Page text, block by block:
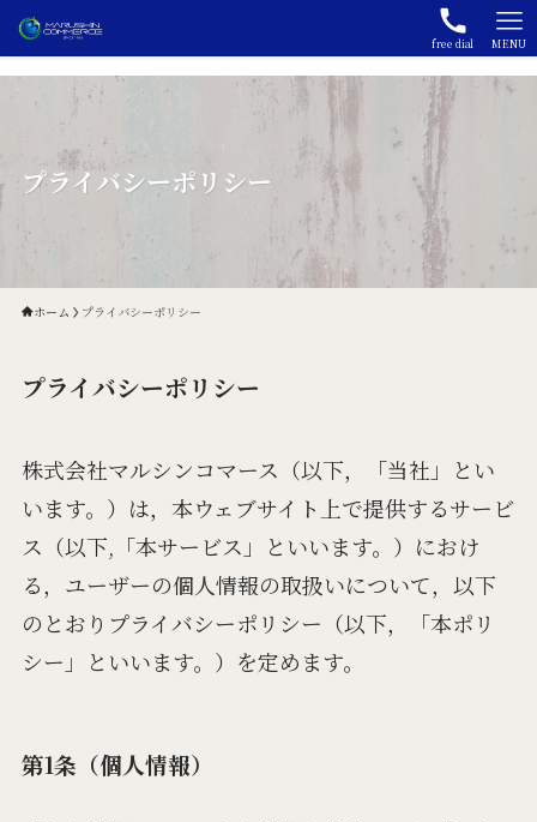
free dial MENU
プライバシーポリシー
ホーム プライバシーポリシー
プライバシーポリシー
株式会社マルシンコマース（以下，「当社」とい
います。）は，本ウェブサイト上で提供するサービ
ス（以下,「本サービス」といいます。）におけ
る，ユーザーの個人情報の取扱いについて，以下
のとおりプライバシーポリシー（以下，「本ポリ
シー」といいます。）を定めます。
第1条（個人情報）